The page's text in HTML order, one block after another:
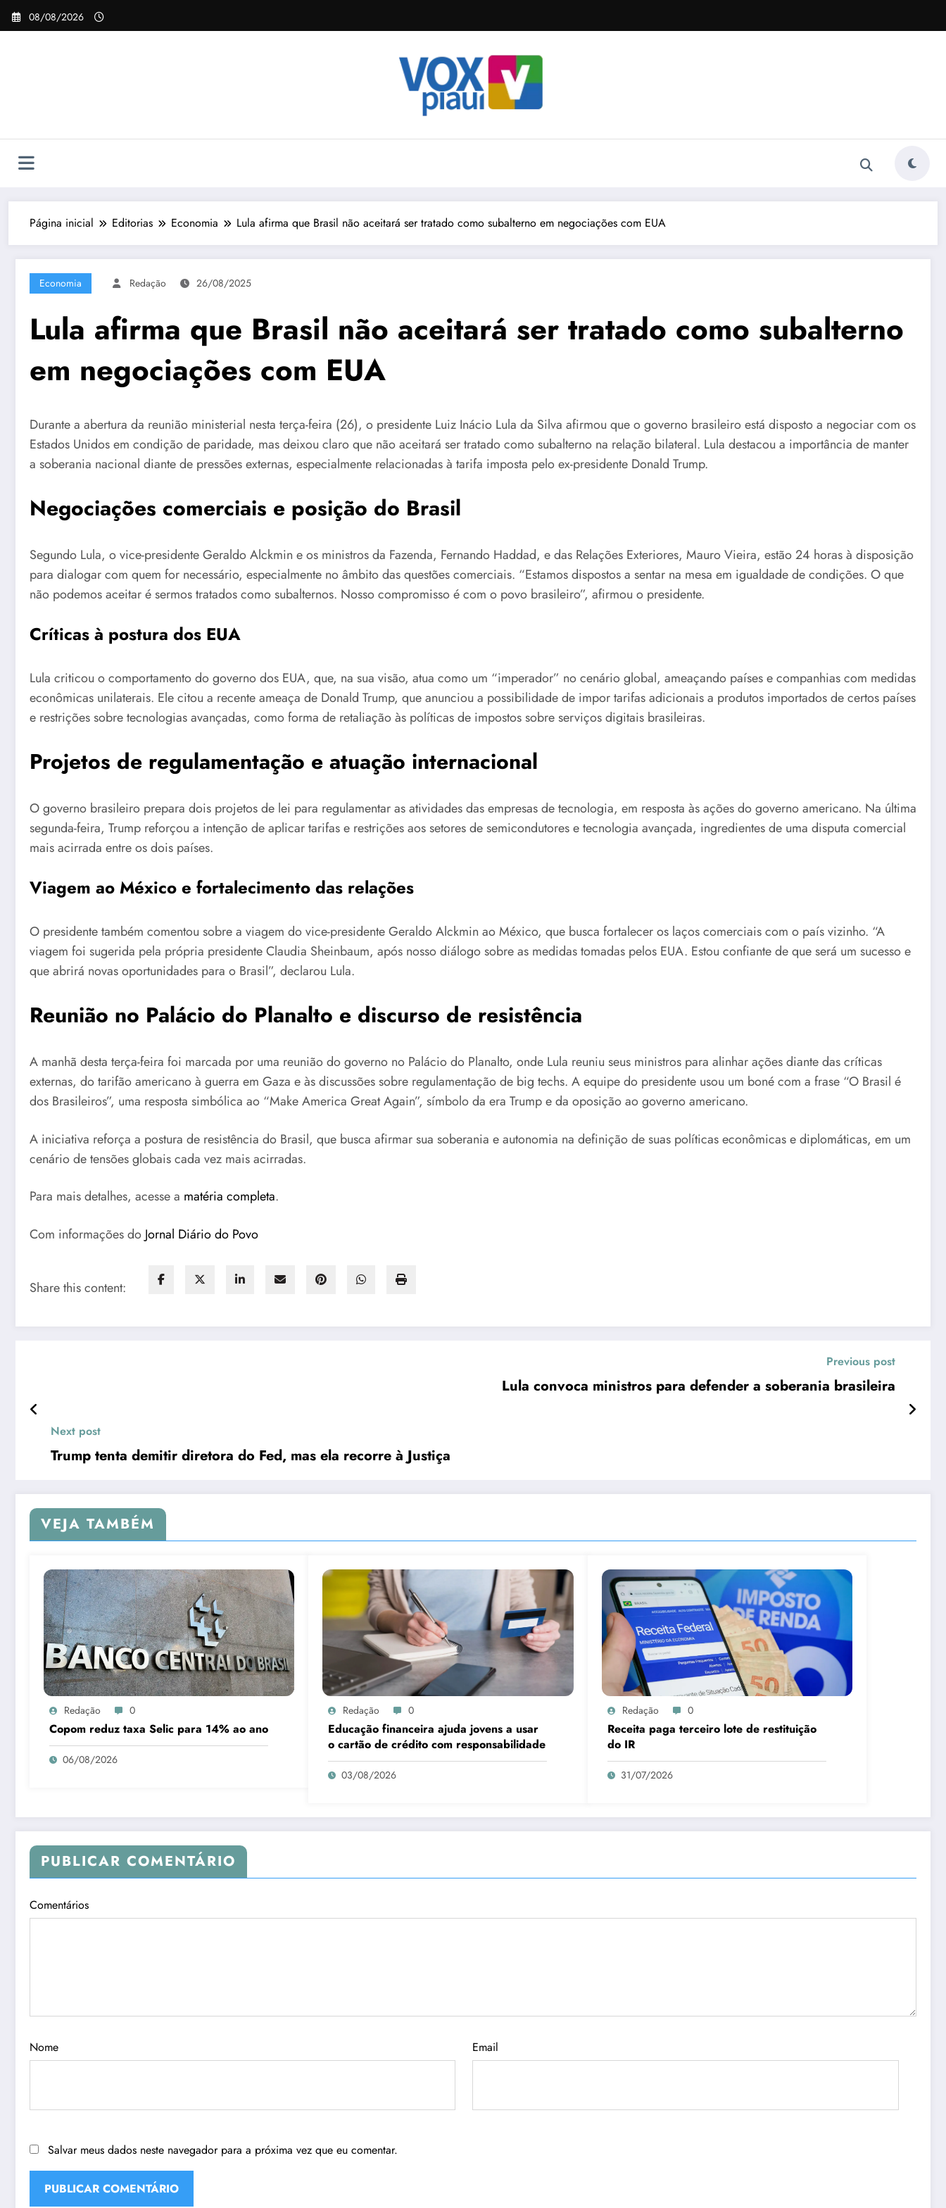
Pular
para
08/08/2026
Página inicial Editorias Economia Lula afirma que Brasil não aceitará ser tratado como subalterno em negociações com EUA
Economia Redação 26/08/2025
Lula afirma que Brasil não aceitará ser tratado como subalterno
em negociações com EUA
Durante a abertura da reunião ministerial nesta terça-feira (26), o presidente Luiz Inácio Lula da Silva afirmou que o governo brasileiro está disposto a negociar com os
Estados Unidos em condição de paridade, mas deixou claro que não aceitará ser tratado como subalterno na relação bilateral. Lula destacou a importância de manter
a soberania nacional diante de pressões externas, especialmente relacionadas à tarifa imposta pelo ex-presidente Donald Trump.
Negociações comerciais e posição do Brasil
Segundo Lula, o vice-presidente Geraldo Alckmin e os ministros da Fazenda, Fernando Haddad, e das Relações Exteriores, Mauro Vieira, estão 24 horas à disposição
para dialogar com quem for necessário, especialmente no âmbito das questões comerciais. “Estamos dispostos a sentar na mesa em igualdade de condições. O que
não podemos aceitar é sermos tratados como subalternos. Nosso compromisso é com o povo brasileiro”, afirmou o presidente.
Críticas à postura dos EUA
Lula criticou o comportamento do governo dos EUA, que, na sua visão, atua como um “imperador” no cenário global, ameaçando países e companhias com medidas
econômicas unilaterais. Ele citou a recente ameaça de Donald Trump, que anunciou a possibilidade de impor tarifas adicionais a produtos importados de certos países
e restrições sobre tecnologias avançadas, como forma de retaliação às políticas de impostos sobre serviços digitais brasileiras.
Projetos de regulamentação e atuação internacional
O governo brasileiro prepara dois projetos de lei para regulamentar as atividades das empresas de tecnologia, em resposta às ações do governo americano. Na última
segunda-feira, Trump reforçou a intenção de aplicar tarifas e restrições aos setores de semicondutores e tecnologia avançada, ingredientes de uma disputa comercial
mais acirrada entre os dois países.
Viagem ao México e fortalecimento das relações
O presidente também comentou sobre a viagem do vice-presidente Geraldo Alckmin ao México, que busca fortalecer os laços comerciais com o país vizinho. “A
viagem foi sugerida pela própria presidente Claudia Sheinbaum, após nosso diálogo sobre as medidas tomadas pelos EUA. Estou confiante de que será um sucesso e
que abrirá novas oportunidades para o Brasil”, declarou Lula.
Reunião no Palácio do Planalto e discurso de resistência
A manhã desta terça-feira foi marcada por uma reunião do governo no Palácio do Planalto, onde Lula reuniu seus ministros para alinhar ações diante das críticas
externas, do tarifão americano à guerra em Gaza e às discussões sobre regulamentação de big techs. A equipe do presidente usou um boné com a frase “O Brasil é
dos Brasileiros”, uma resposta simbólica ao “Make America Great Again”, símbolo da era Trump e da oposição ao governo americano.
A iniciativa reforça a postura de resistência do Brasil, que busca afirmar sua soberania e autonomia na definição de suas políticas econômicas e diplomáticas, em um
cenário de tensões globais cada vez mais acirradas.
Para mais detalhes, acesse a matéria completa.
Com informações do Jornal Diário do Povo
Share this content:
Previous post
Lula convoca ministros para defender a soberania brasileira
Next post
Trump tenta demitir diretora do Fed, mas ela recorre à Justiça
VEJA TAMBÉM
Redação 0
Copom reduz taxa Selic para 14% ao ano
06/08/2026
Redação 0
Educação financeira ajuda jovens a usar
o cartão de crédito com responsabilidade
03/08/2026
Redação 0
Receita paga terceiro lote de restituição
do IR
31/07/2026
PUBLICAR COMENTÁRIO
Comentários
Nome Email
Salvar meus dados neste navegador para a próxima vez que eu comentar.